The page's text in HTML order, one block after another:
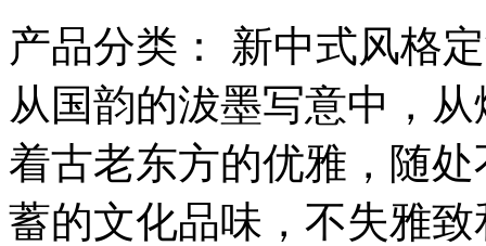
产品分类： 新中式风格
从国韵的沷墨写意中，
着古老东方的优雅，随
蓄的文化品味，不失雅